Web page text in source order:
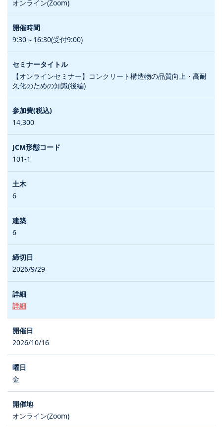
オンライン(Zoom)
9:30～16:30(受付9:00)
【オンラインセミナー】コンクリート構造物の品質向上・高耐
久化のための知識(後編)
14,300
101-1
6
6
2026/9/29
詳細
2026/10/16
金
オンライン(Zoom)